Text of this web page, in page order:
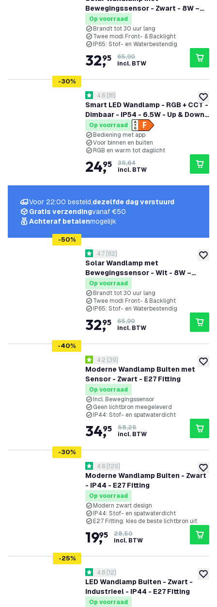
Bewegingssensor - Zwart - 8W –
3000K
Op voorraad
Brandt tot 30 uur lang
Twee modi Front- & Backlight
IP65: Stof- en Waterbestendig
32,
95
65,90
incl. BTW
-30%
Smart LED Wandlamp - RGB + CCT -
Dimbaar - IP54 - 6.5W - Up & Down -
Zwart - Geschikt voor Binnen &
Buiten
reviews drawer openen
4.6 score sterren
4.6 [81]
Op voorraad
Bediening met app
Voor binnen en buiten
RGB en warm tot daglicht
24,
95
35,64
incl. BTW
-50%
Solar Wandlamp met
Bewegingssensor - Wit - 8W –
3000K
reviews drawer openen
4.7 score sterren
4.7 [62]
Op voorraad
Brandt tot 30 uur lang
Twee modi Front- & Backlight
IP65: Stof- en Waterbestendig
32,
95
65,90
incl. BTW
-40%
Moderne Wandlamp Buiten met
Sensor - Zwart - E27 Fitting
reviews drawer openen
4.2 score sterren
4.2 [39]
Op voorraad
Incl. Bewegingssensor
Geen lichtbron meegeleverd
IP44: Stof- en spatwaterdicht
34,
95
58,25
incl. BTW
-30%
Moderne Wandlamp Buiten - Zwart
- IP44 - E27 Fitting
reviews drawer openen
4.6 score sterren
4.6 [129]
Op voorraad
Modern zwart design
IP44: Stof- en spatwaterdicht
E27 Fitting: kies de beste lichtbron uit
19,
95
28,50
incl. BTW
-25%
LED Wandlamp Buiten - Zwart -
Industrieel - IP44 - E27 Fitting
reviews drawer openen
4.8 score sterren
4.8 [12]
Op voorraad
Voor 22:00 besteld,dezelfde dag verstuurd
Gratis verzendingvanaf €50
Achteraf betalenmogelijk